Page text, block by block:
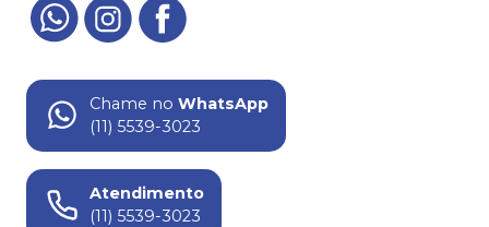
Chame no WhatsApp
(11) 5539-3023
Atendimento
(11) 5539-3023